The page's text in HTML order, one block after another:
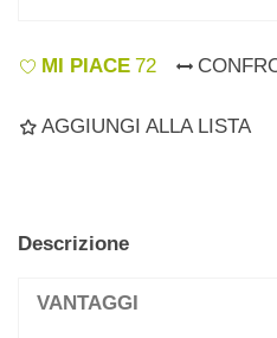
MI PIACE 72
AGGIUNGI ALLA LISTA
Descrizione
VANTAGGI